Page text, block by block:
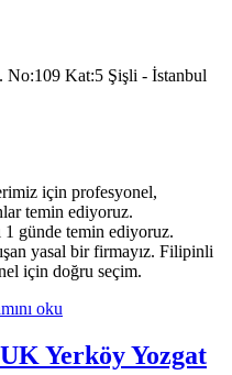
No:109 Kat:5 Şişli - İstanbul
için profesyonel,
temin ediyoruz.
günde temin ediyoruz.
yasal bir firmayız. Filipinli
için doğru seçim.
oku
Yerköy Yozgat